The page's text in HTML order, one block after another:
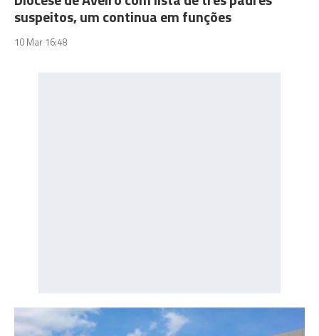
suspeitos, um continua em funções
10 Mar 16:48